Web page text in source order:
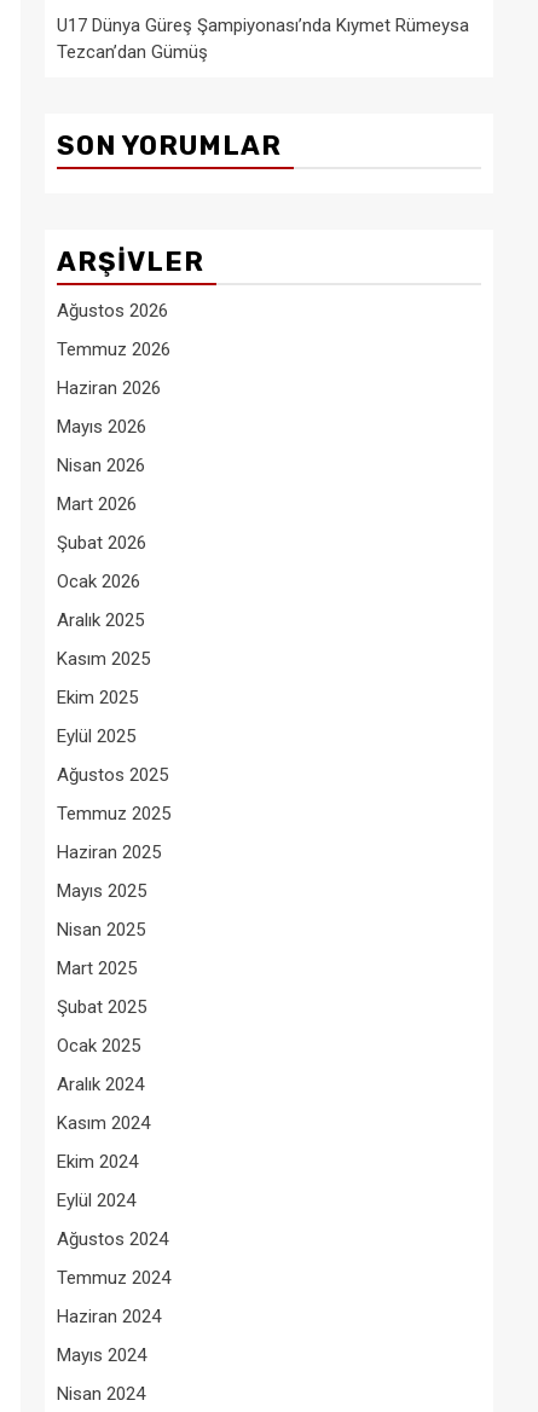
U17 Dünya Güreş Şampiyonası’nda Kıymet Rümeysa
Tezcan’dan Gümüş
SON YORUMLAR
ARŞIVLER
Ağustos 2026
Temmuz 2026
Haziran 2026
Mayıs 2026
Nisan 2026
Mart 2026
Şubat 2026
Ocak 2026
Aralık 2025
Kasım 2025
Ekim 2025
Eylül 2025
Ağustos 2025
Temmuz 2025
Haziran 2025
Mayıs 2025
Nisan 2025
Mart 2025
Şubat 2025
Ocak 2025
Aralık 2024
Kasım 2024
Ekim 2024
Eylül 2024
Ağustos 2024
Temmuz 2024
Haziran 2024
Mayıs 2024
Nisan 2024